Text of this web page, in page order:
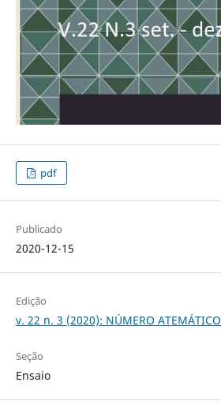
pdf
Publicado
2020-12-15
Edição
v. 22 n. 3 (2020): NÚMERO ATEMÁTICO
Seção
Ensaio